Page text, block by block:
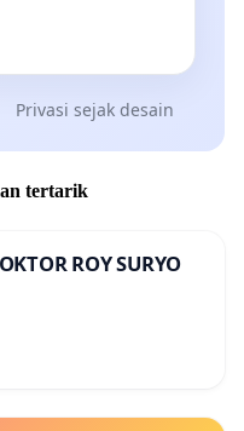
Privasi sejak desain
tertarik
ROY SURYO